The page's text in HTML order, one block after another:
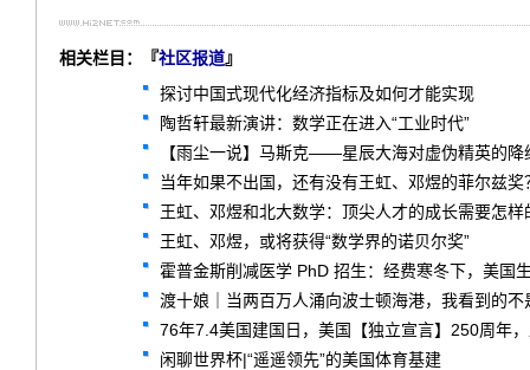
相关栏目：『社区报道』
探讨中国式现代化经济指标及如何才能实现
陶哲轩最新演讲：数学正在进入“工业时代”
【雨尘一说】马斯克——星辰大海对虚伪精英的降
当年如果不出国，还有没有王虹、邓煜的菲尔兹奖
王虹、邓煜和北大数学：顶尖人才的成长需要怎样
王虹、邓煜，或将获得“数学界的诺贝尔奖”
霍普金斯削减医学 PhD 招生：经费寒冬下，美国
渡十娘｜当两百万人涌向波士顿海港，我看到的不
76年7.4美国建国日，美国【独立宣言】250周年
闲聊世界杯|“遥遥领先”的美国体育基建